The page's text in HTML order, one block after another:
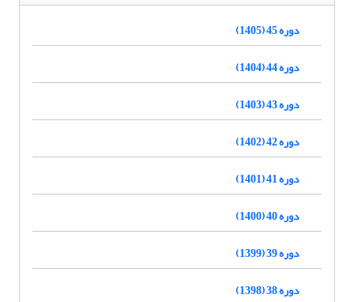
دوره 45 (1405)
دوره 44 (1404)
دوره 43 (1403)
دوره 42 (1402)
دوره 41 (1401)
دوره 40 (1400)
دوره 39 (1399)
دوره 38 (1398)